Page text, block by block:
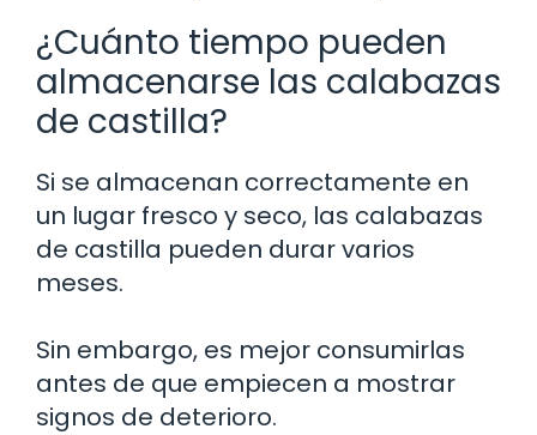
¿Cuánto tiempo pueden
almacenarse las calabazas
de castilla?
Si se almacenan correctamente en
un lugar fresco y seco, las calabazas
de castilla pueden durar varios
meses.
Sin embargo, es mejor consumirlas
antes de que empiecen a mostrar
signos de deterioro.